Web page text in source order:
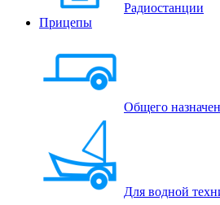
Радиостанции
Прицепы
Общего
Для водной